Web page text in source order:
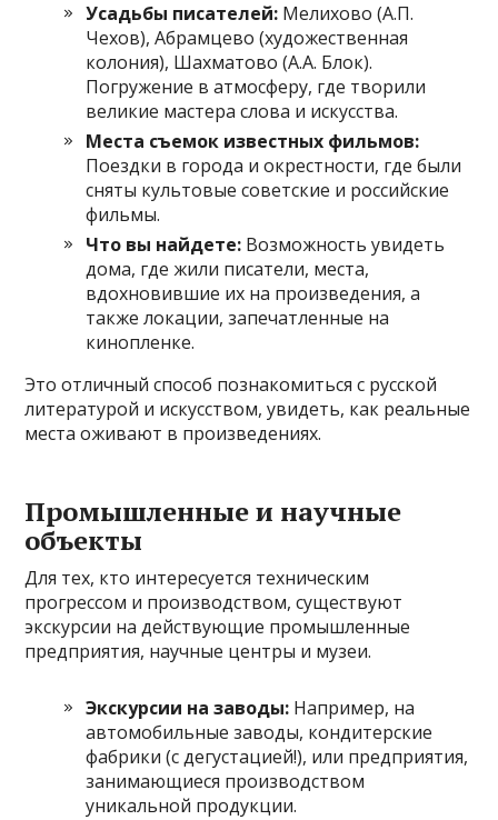
Усадьбы писателей: Мелихово (А.П.
Чехов), Абрамцево (художественная
колония), Шахматово (А.А. Блок).
Погружение в атмосферу, где творили
великие мастера слова и искусства.
Места съемок известных фильмов:
Поездки в города и окрестности, где были
сняты культовые советские и российские
фильмы.
Что вы найдете: Возможность увидеть
дома, где жили писатели, места,
вдохновившие их на произведения, а
также локации, запечатленные на
кинопленке.
Это отличный способ познакомиться с русской
литературой и искусством, увидеть, как реальные
места оживают в произведениях.
Промышленные и научные
объекты
Для тех, кто интересуется техническим
прогрессом и производством, существуют
экскурсии на действующие промышленные
предприятия, научные центры и музеи.
Экскурсии на заводы: Например, на
автомобильные заводы, кондитерские
фабрики (с дегустацией!), или предприятия,
занимающиеся производством
уникальной продукции.